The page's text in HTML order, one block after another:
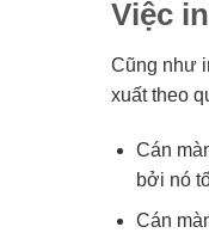
Việc
Cũng như
xuất theo
Cán
bởi nó
Cán